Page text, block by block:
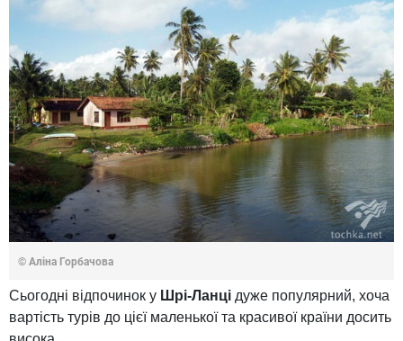
© Аліна Горбачова
Сьогодні відпочинок у Шрі-Ланці дуже популярний, хоча
вартість турів до цієї маленької та красивої країни досить